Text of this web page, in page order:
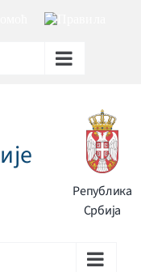
Правила
Република
Србија